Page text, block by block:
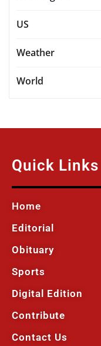
US
Weather
World
Quick Links
Home
Editorial
Obituary
Sports
Digital Edition
Contribute
Contact Us